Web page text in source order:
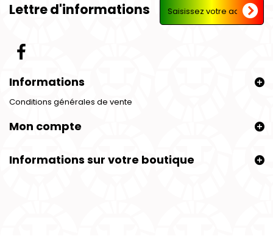
Lettre d'informations
Informations
Conditions générales de vente
Mon compte
Informations sur votre boutique